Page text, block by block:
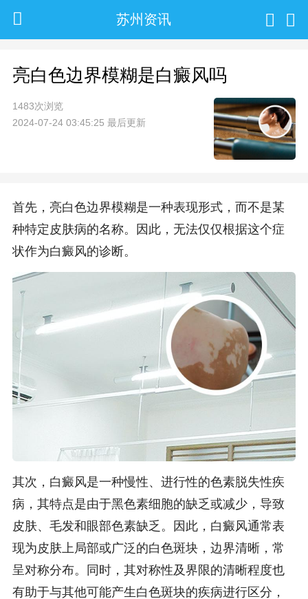
苏州资讯
亮白色边界模糊是白癜风吗
1483次浏览
2024-07-24 03:45:25 最后更新
首先，亮白色边界模糊是一种表现形式，而不是某
种特定皮肤病的名称。因此，无法仅仅根据这个症
状作为白癜风的诊断。
其次，白癜风是一种慢性、进行性的色素脱失性疾
病，其特点是由于黑色素细胞的缺乏或减少，导致
皮肤、毛发和眼部色素缺乏。因此，白癜风通常表
现为皮肤上局部或广泛的白色斑块，边界清晰，常
呈对称分布。同时，其对称性及界限的清晰程度也
有助于与其他可能产生白色斑块的疾病进行区分，